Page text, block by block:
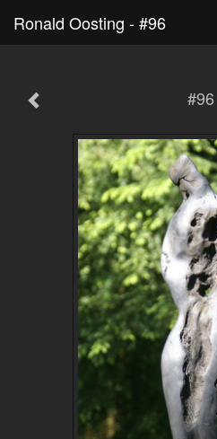
Ronald Oosting - #96
#96